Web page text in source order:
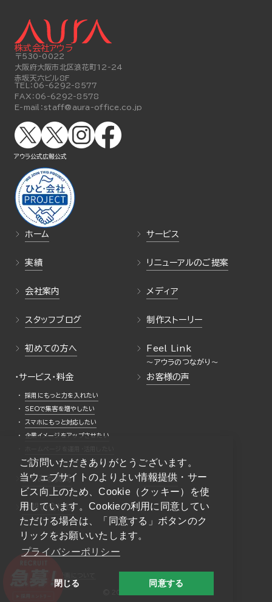
ご訪問いただきありがとうございます。
当ウェブサイトのよりよい情報提供・サー
ビス向上のため、Cookie（クッキー）を使
用しています。Cookieの利用に同意してい
ただける場合は、「同意する」ボタンのク
リックをお願いいたします。
プライバシーポリシー
閉じる 同意する
ホーム サービス
実績 リニューアルのご提案
会社案内 メディア
スタッフブログ 制作ストーリー
初めての方へ Feel Link
・サービス・料金
採用にもっと力を入れたい
SEOで集客を増やしたい
スマホにもっと対応したい
企業イメージをアップさせたい
お客様の声
よくある質問 採用情報
お問い合わせ
株式会社アウラ
〒530-0022
大阪府大阪市北区浪花町12-24
赤坂天六ビル8F
TEL： 06-6292-8577
FAX： 06-6292-8578
E-mail： staff@aura-office.co.jp
アウラ公式広報公式
プライバシーポリシー